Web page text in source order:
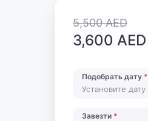
5,500 AED
3,600 AED
Подобрать дату *
Завезти *